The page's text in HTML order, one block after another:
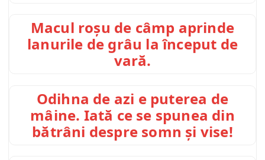
Macul roșu de câmp aprinde
lanurile de grâu la început de
vară.
Odihna de azi e puterea de
mâine. Iată ce se spunea din
bătrâni despre somn și vise!